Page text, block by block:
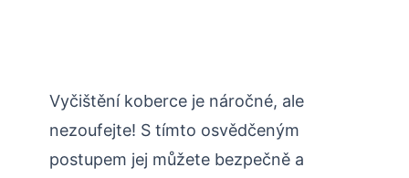
Vyčištění koberce je náročné, ale
nezoufejte! S tímto osvědčeným
postupem jej můžete bezpečně a